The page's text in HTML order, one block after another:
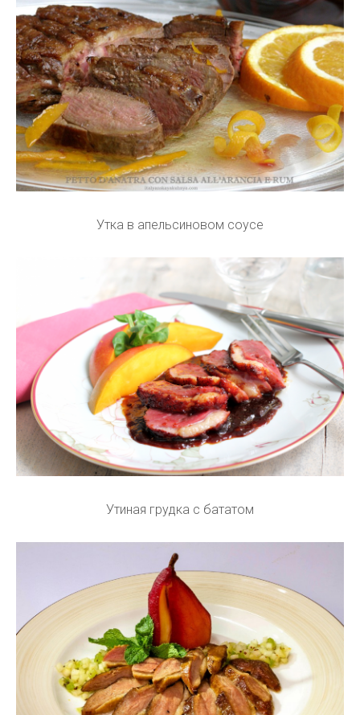
Утка в апельсиновом соусе
Утиная грудка с бататом